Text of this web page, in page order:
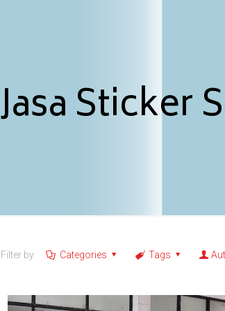
Jasa Sticker
Filter by Categories Tags